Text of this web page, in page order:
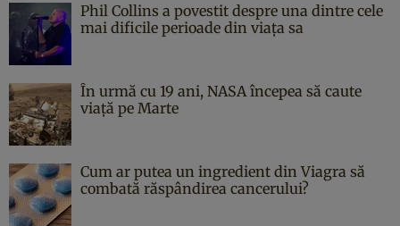
Phil Collins a povestit despre una dintre cele
mai dificile perioade din viața sa
În urmă cu 19 ani, NASA începea să caute
viaţă pe Marte
Cum ar putea un ingredient din Viagra să
combată răspândirea cancerului?